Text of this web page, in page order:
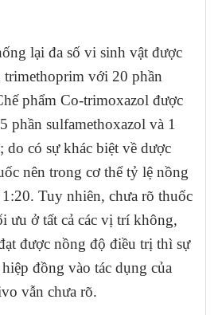
lại đa số vi sinh vật được
trimethoprim với 20 phần
phẩm Co-trimoxazol được
phần sulfamethoxazol và 1
do có sự khác biệt về dược
nên trong cơ thể tỷ lệ nồng
Tuy nhiên, chưa rõ thuốc
ưu ở tất cả các vị trí không,
được nồng độ điều trị thì sự
đồng vào tác dụng của
vẫn chưa rõ.